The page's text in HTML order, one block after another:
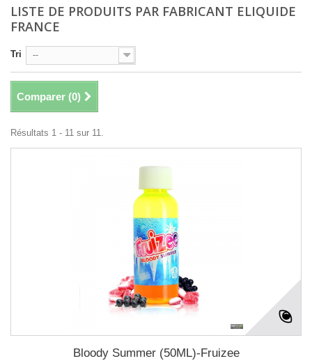
LISTE DE PRODUITS PAR FABRICANT ELIQUIDE
FRANCE
Tri --
Comparer (0)
Résultats 1 - 11 sur 11.
Bloody Summer (50ML)-Fruizee